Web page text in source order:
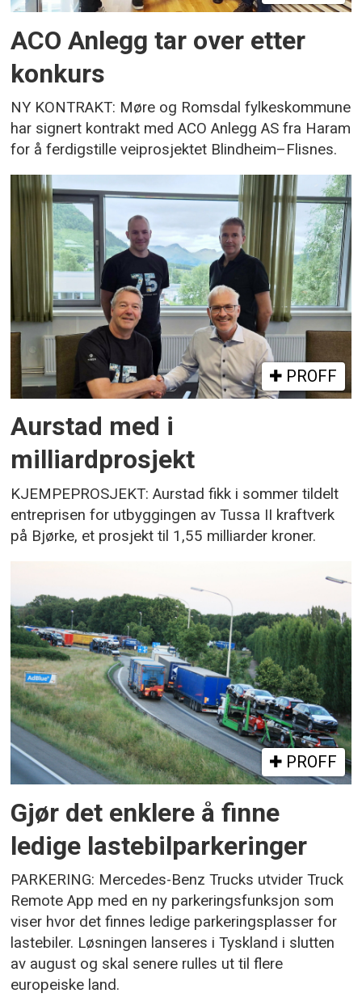
ACO Anlegg tar over etter
konkurs
NY KONTRAKT: Møre og Romsdal fylkeskommune
har signert kontrakt med ACO Anlegg AS fra Haram
for å ferdigstille veiprosjektet Blindheim–Flisnes.
PROFF
Aurstad med i
milliardprosjekt
KJEMPEPROSJEKT: Aurstad fikk i sommer tildelt
entreprisen for utbyggingen av Tussa II kraftverk
på Bjørke, et prosjekt til 1,55 milliarder kroner.
PROFF
Gjør det enklere å finne
ledige lastebilparkeringer
PARKERING: Mercedes-Benz Trucks utvider Truck
Remote App med en ny parkeringsfunksjon som
viser hvor det finnes ledige parkeringsplasser for
lastebiler. Løsningen lanseres i Tyskland i slutten
av august og skal senere rulles ut til flere
europeiske land.